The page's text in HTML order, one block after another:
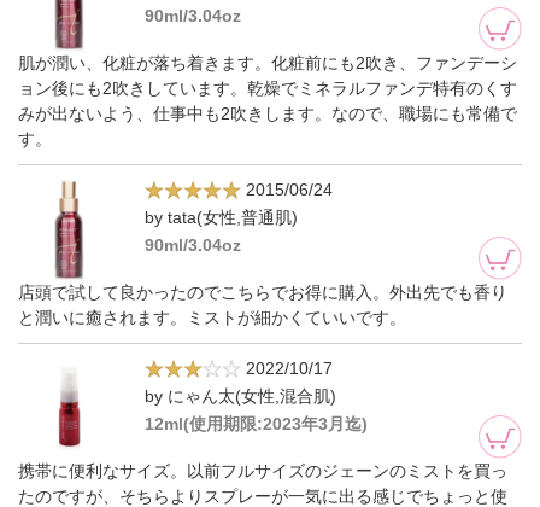
90ml/3.04oz
肌が潤い、化粧が落ち着きます。化粧前にも2吹き、ファンデーシ
ョン後にも2吹きしています。乾燥でミネラルファンデ特有のくす
みが出ないよう、仕事中も2吹きします。なので、職場にも常備で
す。
2015/06/24
by tata(女性,普通肌)
90ml/3.04oz
店頭で試して良かったのでこちらでお得に購入。外出先でも香り
と潤いに癒されます。ミストが細かくていいです。
2022/10/17
by にゃん太(女性,混合肌)
12ml(使用期限:2023年3月迄)
携帯に便利なサイズ。以前フルサイズのジェーンのミストを買っ
たのですが、そちらよりスプレーが一気に出る感じでちょっと使